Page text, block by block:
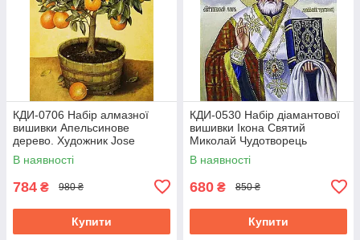
КДИ-0706 Набір алмазної
вишивки Апельсинове
дерево. Художник Jоse
Escofet
В наявності
784 ₴ 980 ₴
Купити
КДИ-0530 Набір діамантової
вишивки Ікона Святий
Миколай Чудотворець
В наявності
680 ₴ 850 ₴
Купити